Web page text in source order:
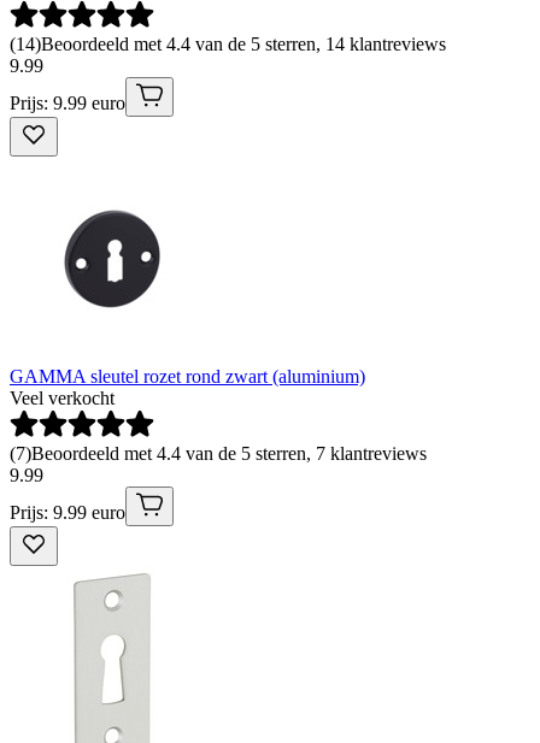
(14)Beoordeeld met 4.4 van de 5 sterren, 14 klantreviews
9.99
Prijs: 9.99 euro
GAMMA sleutel rozet rond zwart (aluminium)
Veel verkocht
(7)Beoordeeld met 4.4 van de 5 sterren, 7 klantreviews
9.99
Prijs: 9.99 euro